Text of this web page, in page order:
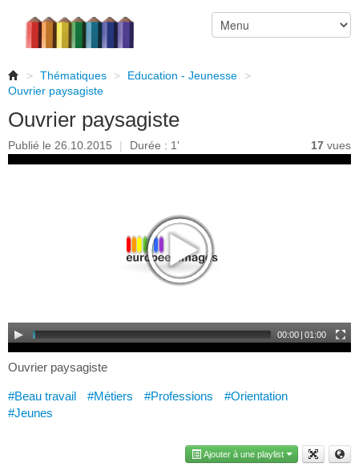
> Thématiques > Education - Jeunesse
>
Ouvrier paysagiste
Ouvrier paysagiste
Publié le 26.10.2015 | Durée : 1' 17 vues
00:00 | 01:00
Ouvrier paysagiste
#Beau travail #Métiers #Professions
#Orientation
#Jeunes
Ajouter à une playlist